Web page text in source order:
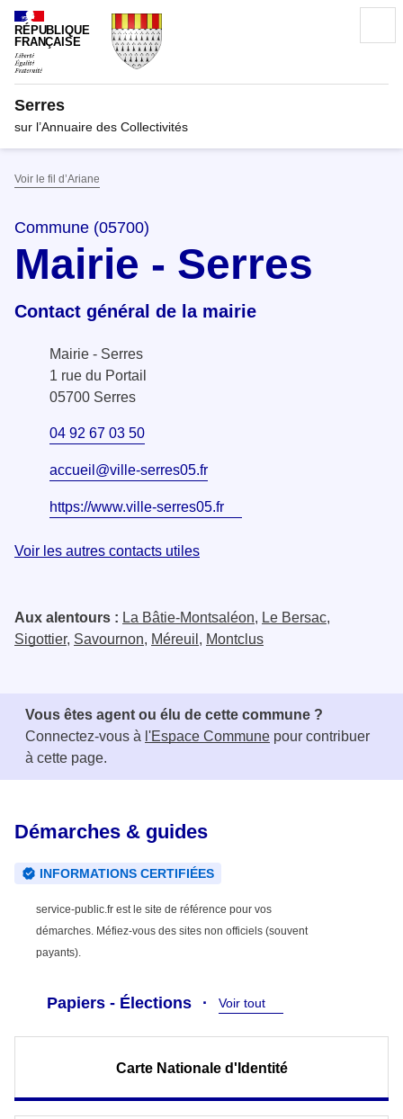
RÉPUBLIQUE
FRANÇAISE
Serres
sur l’Annuaire des Collectivités
Voir le fil d’Ariane
Commune (05700)
Mairie - Serres
Contact général de la mairie
Mairie - Serres
1 rue du Portail
05700 Serres
04 92 67 03 50
accueil@ville-serres05.fr
https://www.ville-serres05.fr
Voir les autres contacts utiles
Aux alentours : La Bâtie-Montsaléon, Le Bersac,
Sigottier, Savournon, Méreuil , Montclus
Vous êtes agent ou élu de cette commune ?
Connectez-vous à l'Espace Commune pour contribuer
à cette page.
Démarches & guides
INFORMATIONS CERTIFIÉES
service-public.fr est le site de référence pour vos
démarches. Méfiez-vous des sites non officiels (souvent
payants).
Papiers - Élections Voir tout
Carte Nationale d'Identité